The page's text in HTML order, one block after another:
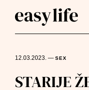
12.03.2023.—SEX
STARIJE